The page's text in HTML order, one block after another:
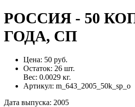
РОССИЯ - 50
ГОДА, СП
Цена: 50 руб.
Остаток: 26 шт.
Вес: 0.0029 кг.
Артикул: m_643_2005_50k_sp_o
Дата выпуска: 2005